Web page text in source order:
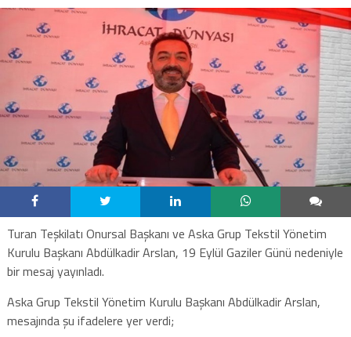
Turan Teşkilatı Onursal Başkanı ve Aska Grup Tekstil Yönetim
Kurulu Başkanı Abdülkadir Arslan, 19 Eylül Gaziler Günü nedeniyle
bir mesaj yayınladı.
Aska Grup Tekstil Yönetim Kurulu Başkanı Abdülkadir Arslan,
mesajında şu ifadelere yer verdi;